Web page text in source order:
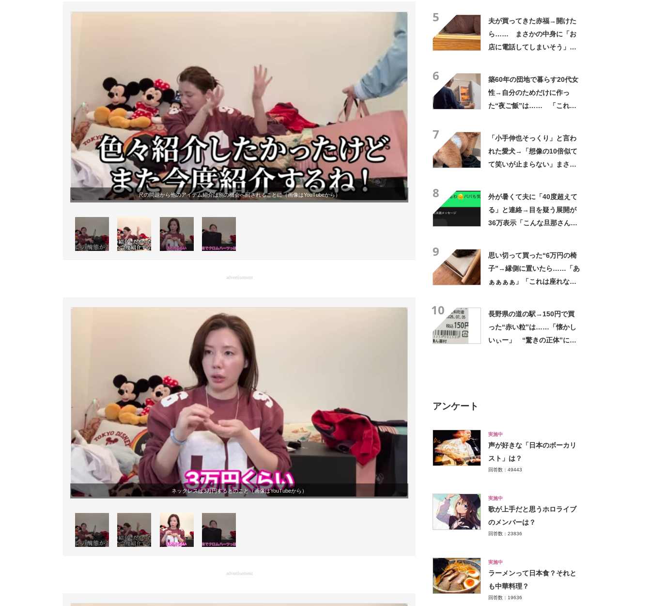
尺の問題から他のアイテム紹介は別の機会へ回されることに（画像はYouTubeから）
advertisement
ネックレスは3万円するとのこと（画像はYouTubeから）
advertisement
5
夫が買ってきた赤福→開けた
ら…… まさかの中身に「お
店に電話してしまいそう」
6
築60年の団地で暮らす20代女
性→自分のためだけに作っ
た“夜ご飯”は…… 「これぞ
7
「小手伸也そっくり」と言わ
れた愛犬→「想像の10倍似て
て笑いが止まらない」まさか
8
外が暑くて夫に「40度超えて
る」と連絡→目を疑う展開が
36万表示「こんな旦那さん羨
9
思い切って買った“6万円の椅
子”→縁側に置いたら……「あ
ぁぁぁぁ」「これは座れな
10
長野県の道の駅→150円で買
った“赤い粒”は……「懐かし
いぃー」 “驚きの正体”に
アンケート
実施中
声が好きな「日本のボーカリ
スト」は？
回答数：49443
実施中
歌が上手だと思うホロライブ
のメンバーは？
回答数：23836
実施中
ラーメンって日本食？それと
も中華料理？
回答数：19636